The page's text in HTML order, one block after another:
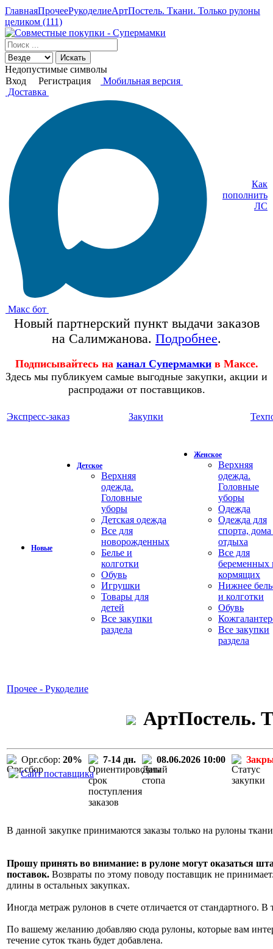
ГлавнаяПрочееРукоделиеАртПостель. Ткани. Только рулоны
целиком (111)
Искать
Недопустимые символы
Вход
Регистрация
Мобильная версия
Доставка
Макс бот
Как
пополнить
ЛС
Новый партнерский пункт выдачи заказов
на Салимжанова. Подробнее.
Подписывайтесь на канал Супермамки в Максе.
Здесь мы публикуем самые выгодные закупки, акции и
распродажи от поставщиков.
Экспресс-заказ Закупки
Новые
Детское
Верхняя
одежда.
Головные
уборы
Детская одежда
Все для
новорожденных
Белье и
колготки
Обувь
Игрушки
Товары для
детей
Все закупки
раздела
Женское
Верхняя
одежда.
Головные
уборы
Одежда
Одежда для
спорта,
отдыха
Все для
беременных
кормящих
Нижнее
и колготки
Обувь
Все закупки
раздела
Прочее - Рукоделие
АртПостель.
Орг.сбор: 20% 7-14 дн. 08.06.2026 10:00
Сайт поставщика
В данной закупке принимаются заказы только на рулоны
Прошу принять во внимание: в рулоне могут оказаться
поставок. Возвраты по этому поводу поставщик не
длины в остальных закупках.
Иногда метраж рулонов в счете отличается от стандартного.
По вашему желанию добавляю сюда рулоны, которые вам
течение суток ткань будет добавлена.